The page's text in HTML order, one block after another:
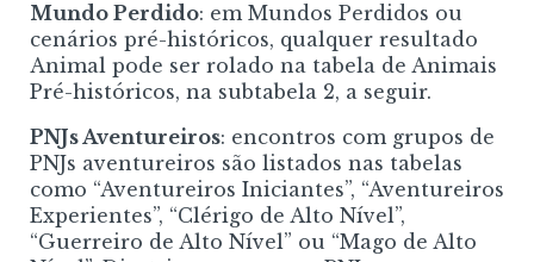
Mundo Perdido: em Mundos Perdidos ou
cenários pré-históricos, qualquer resultado
Animal pode ser rolado na tabela de Animais
Pré-históricos, na subtabela 2, a seguir.
PNJs Aventureiros: encontros com grupos de
PNJs aventureiros são listados nas tabelas
como “Aventureiros Iniciantes”, “Aventureiros
Experientes”, “Clérigo de Alto Nível”,
“Guerreiro de Alto Nível” ou “Mago de Alto